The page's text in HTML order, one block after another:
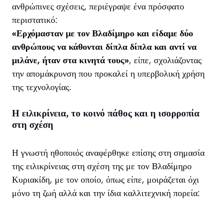
ανθρώπινες σχέσεις, περιέγραψε ένα πρόσφατο
περιστατικό:
«Ερχόμασταν με τον Βλαδίμηρο και είδαμε δύο
ανθρώπους να κάθονται δίπλα δίπλα και αντί να
μιλάνε, ήταν στα κινητά τους», είπε, σχολιάζοντας
την απομάκρυνση που προκαλεί η υπερβολική χρήση
της τεχνολογίας.
Η ειλικρίνεια, το κοινό πάθος και η ισορροπία
στη σχέση
Η γνωστή ηθοποιός αναφέρθηκε επίσης στη σημασία
της ειλικρίνειας στη σχέση της με τον Βλαδίμηρο
Κυριακίδη, με τον οποίο, όπως είπε, μοιράζεται όχι
μόνο τη ζωή αλλά και την ίδια καλλιτεχνική πορεία: